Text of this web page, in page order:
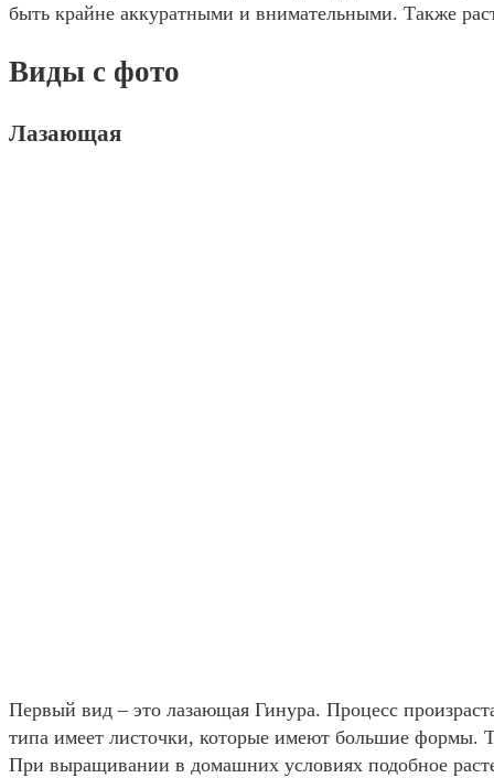
быть крайне аккуратными и внимательными. Также
Виды с фото
Лазающая
Первый вид – это лазающая Гинура. Процесс
типа имеет листочки, которые имеют большие формы.
При выращивании в домашних условиях подобное